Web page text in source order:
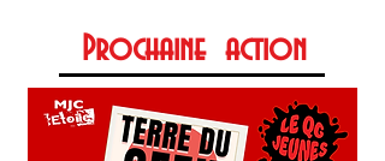
Prochaine action